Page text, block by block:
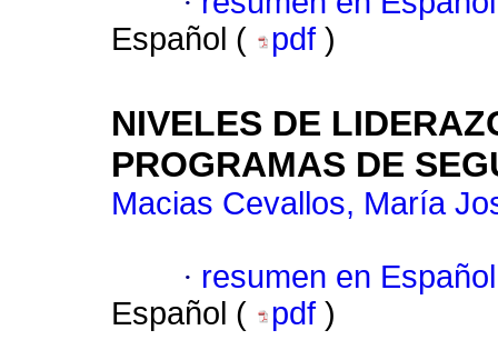
Español (
pdf )
NIVELES DE
PROGRAMAS DE
Macias Cevallos, María
· resumen en Español
Español (
pdf )